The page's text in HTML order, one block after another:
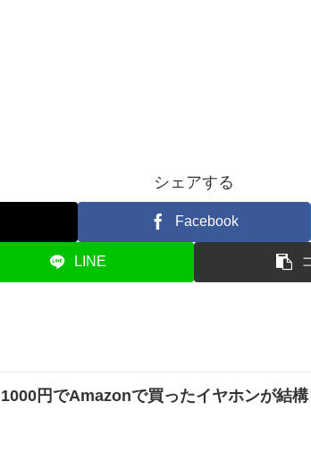
シェアする
Facebook
LINE
1000円でAmazonで買ったイヤホンが結